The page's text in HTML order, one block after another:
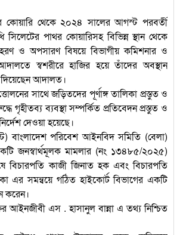
কোয়ারি থেকে ২০২৪ সালের আগস্ট পরবর্তী
পাথর কোয়ারিসহ বিভিন্ন স্থান থেকে
ও অপসারণ বিষয়ে বিভাগীয় কমিশনার ও
স্বশরীরে হাজির হয়ে তাঁদের অবস্থান
দিয়েছেন আদালত।
সাথে জড়িতদের পূর্ণাঙ্গ তালিকা প্রস্তুত ও
গৃহীতব্য ব্যবস্থা সম্পর্কিত প্রতিবেদন প্রস্তুত ও
দেওয়া হয়েছে।
বাংলাদেশ পরিবেশ আইনবিদ সমিতি (বেলা)
জনস্বার্থমূলক মামলার (নং ১৩৪৮৫/২০২৫)
বিচারপতি কাজী জিনাত হক এবং বিচারপতি
এর সমন্বয়ে গঠিত হাইকোর্ট বিভাগের একটি
করেন।
আইনজীবী এস . হাসানুল বান্না এ তথ্য নিশ্চিত